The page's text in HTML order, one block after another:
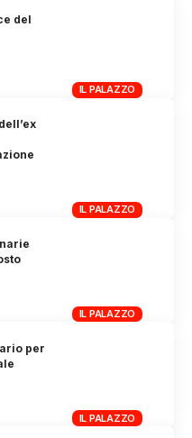
IL PALAZZO
del
IL PALAZZO
IL PALAZZO
IL PALAZZO
per